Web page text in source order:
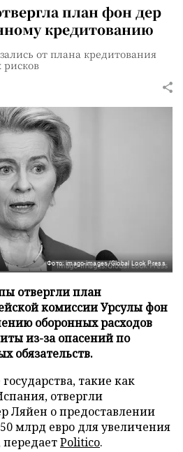
план фон дер
кредитованию
от плана кредитования
рисков
Фото: imago-images/Global Look Press
отвергли план
комиссии Урсулы фон
оборонных расходов
из-за опасений по
обязательств.
такие как
отвергли
Ляйен о предоставлении
млрд евро для увеличения
передаетPolitico.